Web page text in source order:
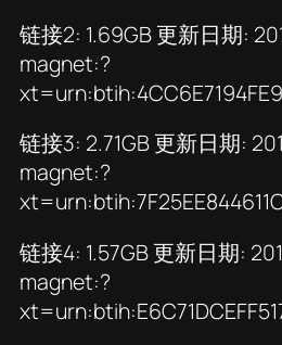
链接2: 1.69GB 更新日期:
magnet:?
链接3: 2.71GB 更新日期:
magnet:?
链接4: 1.57GB 更新日期:
magnet:?